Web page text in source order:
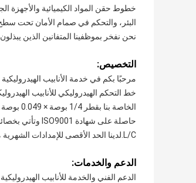
خطوط حقن المواد الكيميائية والأجهزة
البئر، والتحكم في صمام الأمان تحت
نحن نفخر بموظفينا المتفانين الذين
التخصيص:
L/C.لدينا الحد الأقصى للإمدادات الشهرية من 150 طن متري.
الدعم والخدمات:
الدعم الفني والخدمة للأنابيب الهيدروليكية SS